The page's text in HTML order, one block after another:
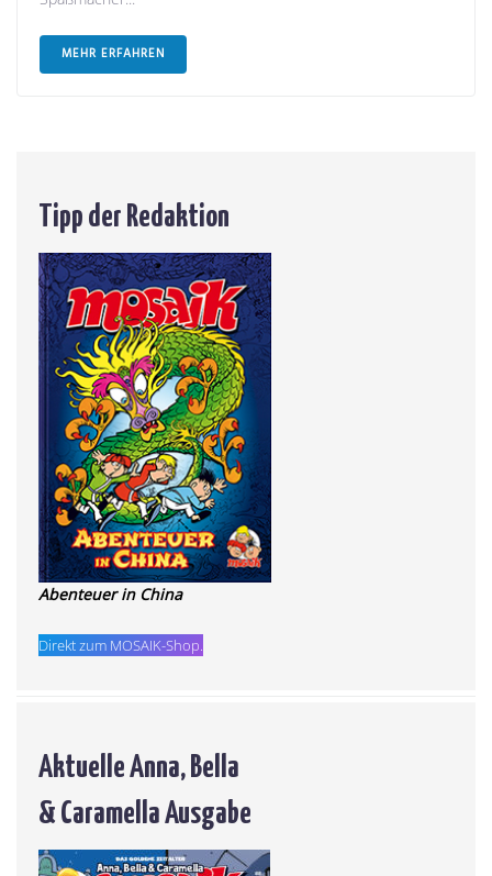
MEHR ERFAHREN
Tipp der Redaktion
Abenteuer in China
Direkt zum MOSAIK-Shop.
Aktuelle Anna, Bella
& Caramella Ausgabe